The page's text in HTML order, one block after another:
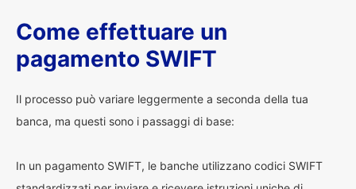
Come effettuare un
pagamento SWIFT
Il processo può variare leggermente a seconda della tua
banca, ma questi sono i passaggi di base:
In un pagamento SWIFT, le banche utilizzano codici SWIFT